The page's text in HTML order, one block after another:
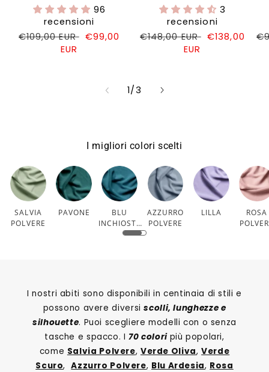
96
recensioni
Prezzo
€109,00 EUR
Prezzo
€99,00
EUR
3
recensioni
Prezzo
€148,00 EUR
Prezzo
€138,00
EUR
1/
su3
I migliori colori scelti
SALVIA
POLVERE
PAVONE
BLU
INCHIOSTR
O
AZZURRO
POLVERE
LILLA
ROSA
I nostri abiti sono disponibili in centinaia di stili e
possono avere diversiscolli, lunghezze e
silhouette. Puoi scegliere modelli con o senza
tasche e spacco. I70 colori più popolari,
come Salvia Polvere, Verde Oliva,Verde
Scuro,Azzurro Polvere, Blu Ardesia, Rosa